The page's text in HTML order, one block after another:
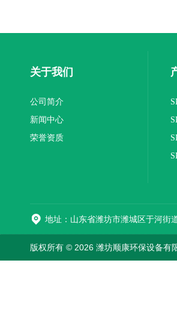
关于我们
公司简介
新闻中心
荣誉资质
版权所有 © 2026 潍坊顺康环保设备有